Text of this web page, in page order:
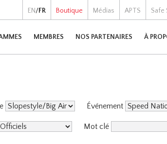
EN/FR Boutique Médias APTS Safe
MEMBRES NOS PARTENAIRES À
Événement
Mot clé